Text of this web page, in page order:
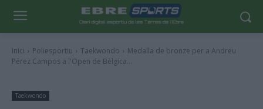
Inici Poliesportiu Taekwondo
Medalla de bronze per a Andreu
Pérez Campos a l'Open de Bèlgica...
Taekwondo